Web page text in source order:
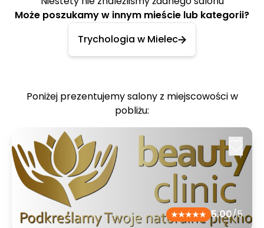
Może poszukamy w innym mieście lub kategorii?
Trychologia w Mielec
Poniżej prezentujemy salony z miejscowości w
pobliżu:
5.00/5